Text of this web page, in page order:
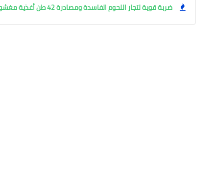
ضربة قوية لتجار اللحوم الفاسدة ومصادرة 42 طن أغذية مغشوشة بالجيزة